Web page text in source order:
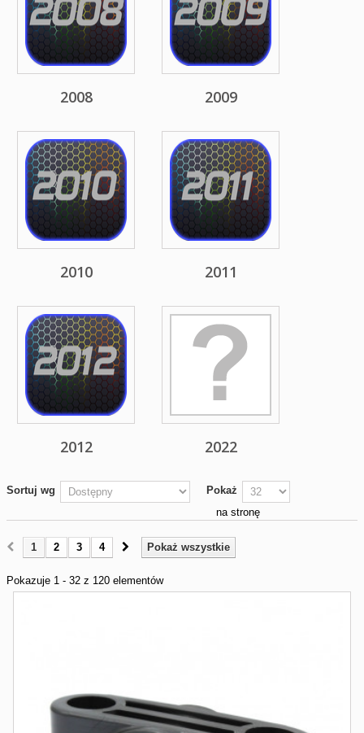
2008 2009
2010 2011
2012 2022
Sortuj wg
Pokaż
na stronę
Pokaż wszystkie
1 2 3 4
Pokazuje 1 - 32 z 120 elementów